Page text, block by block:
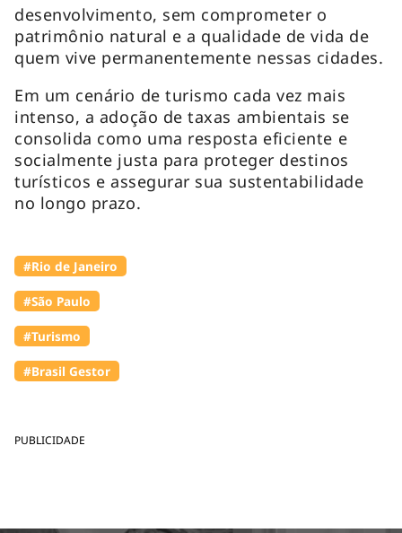
PUBLICIDADE
desenvolvimento, sem comprometer o
patrimônio natural e a qualidade de vida de
quem vive permanentemente nessas cidades.
Em um cenário de turismo cada vez mais
intenso, a adoção de taxas ambientais se
consolida como uma resposta eficiente e
socialmente justa para proteger destinos
turísticos e assegurar sua sustentabilidade
no longo prazo.
#Rio de Janeiro
#São Paulo
#Turismo
#Brasil Gestor